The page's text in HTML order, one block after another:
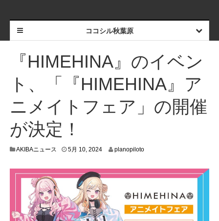
ココシル秋葉原
『HIMEHINA』のイベン
ト、「『HIMEHINA』ア
ニメイトフェア」の開催
が決定！
AKIBAニュース 5月 10, 20245
,
2
0
2
4
planopiloto